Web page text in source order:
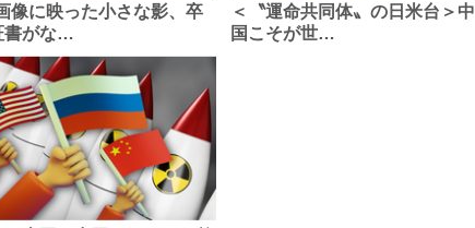
像に映った小さな影、卒
書がな…
＜〝運命共同体〟の日米台＞中
国こそが世…